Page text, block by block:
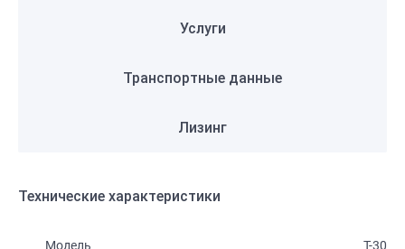
Услуги
Транспортные данные
Лизинг
Технические характеристики
Модель T-30